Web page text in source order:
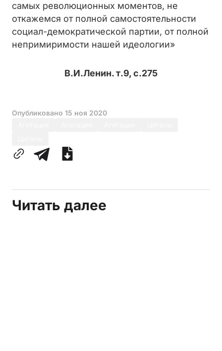
самых революционных моментов, не
откажемся от полной самостоятельности
социал-демократи­ческой партии, от полной
непримиримости на­шей идеологии»
В.И.Ленин. т.9, с.275
Опубликовано 15 ноя 2020
Читать далее